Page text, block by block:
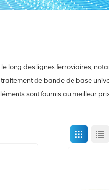
long des lignes ferroviaires,
de bande de base
sont fournis au meilleur